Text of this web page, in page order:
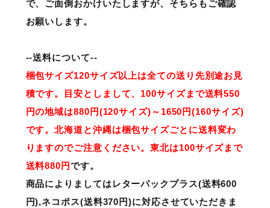
で、ご面倒おかけいたしますが、そちらもご確認
お願いします。
--送料について--
梱包サイズ120サイズ以上は全ての送り先別途お見
積です。目安としまして、100サイズまで送料550
円の地域は880円(120サイズ)～1650円(160サイズ)
です。北海道と沖縄は梱包サイズごとに送料変わ
りますのでご注意ください。東北は100サイズまで
送料880円です。
商品によりましてはレターパックプラス(送料600
円),ネコポス(送料370円)に対応させていただきま